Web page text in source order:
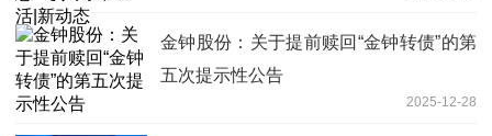
金钟股份：关于提前赎回“金钟转债”的第
五次提示性公告
2025-12-28